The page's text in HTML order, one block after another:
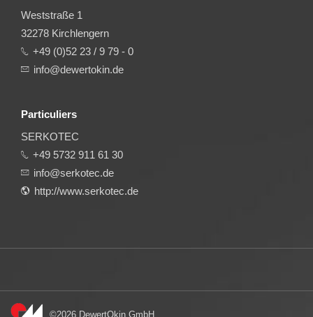
Weststraße 1
32278 Kirchlengern
+49 (0)52 23 / 9 79 - 0
info@dewertokin.de
Particuliers
SERKOTEC
+49 5732 911 61 30
info@serkotec.de
http://www.serkotec.de
©2026 DewertOkin GmbH